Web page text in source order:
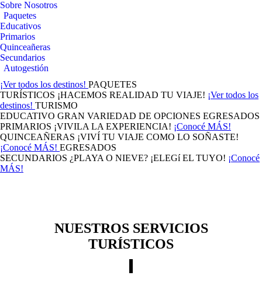
Sobre Nosotros
Paquetes
Educativos
Primarios
Quinceañeras
Secundarios
Autogestión
¡Ver todos los destinos! PAQUETES
TURÍSTICOS ¡HACEMOS REALIDAD TU VIAJE! ¡Ver todos los
destinos! TURISMO
EDUCATIVO GRAN VARIEDAD DE OPCIONES EGRESADOS
PRIMARIOS ¡VIVILA LA EXPERIENCIA! ¡Conocé MÁS!
QUINCEAÑERAS ¡VIVÍ TU VIAJE COMO LO SOÑASTE!
¡Conocé MÁS! EGRESADOS
SECUNDARIOS ¿PLAYA O NIEVE? ¡ELEGí EL TUYO! ¡Conocé
MÁS!
NUESTROS SERVICIOS
TURÍSTICOS